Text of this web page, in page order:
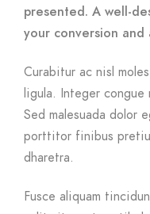
presented. A well-
your conversion
Curabitur ac nisl
ligula. Integer congue
Sed malesuada dolor
porttitor finibus
dharetra.
Fusce aliquam